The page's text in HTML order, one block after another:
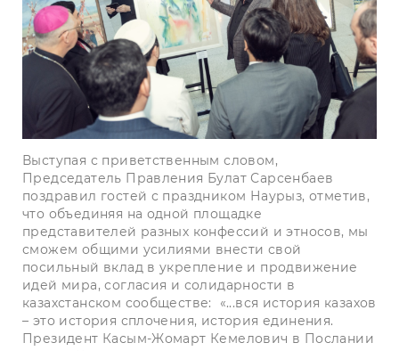
Выступая с приветственным словом,
Председатель Правления Булат Сарсенбаев
поздравил гостей с праздником Наурыз, отметив,
что объединяя на одной площадке
представителей разных конфессий и этносов, мы
сможем общими усилиями внести свой
посильный вклад в укрепление и продвижение
идей мира, согласия и солидарности в
казахстанском сообществе: «...вся история казахов
– это история сплочения, история единения.
Президент Касым-Жомарт Кемелович в Послании